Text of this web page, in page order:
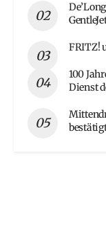
FRITZ!
100
Dienst